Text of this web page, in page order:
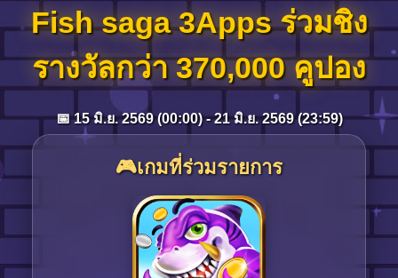
Fish saga 3Apps ร่วมชิง
รางวัลกว่า 370,000 คูปอง
📅 15 มิ.ย. 2569 (00:00) - 21 มิ.ย. 2569 (23:59)
🎮เกมที่ร่วมรายการ